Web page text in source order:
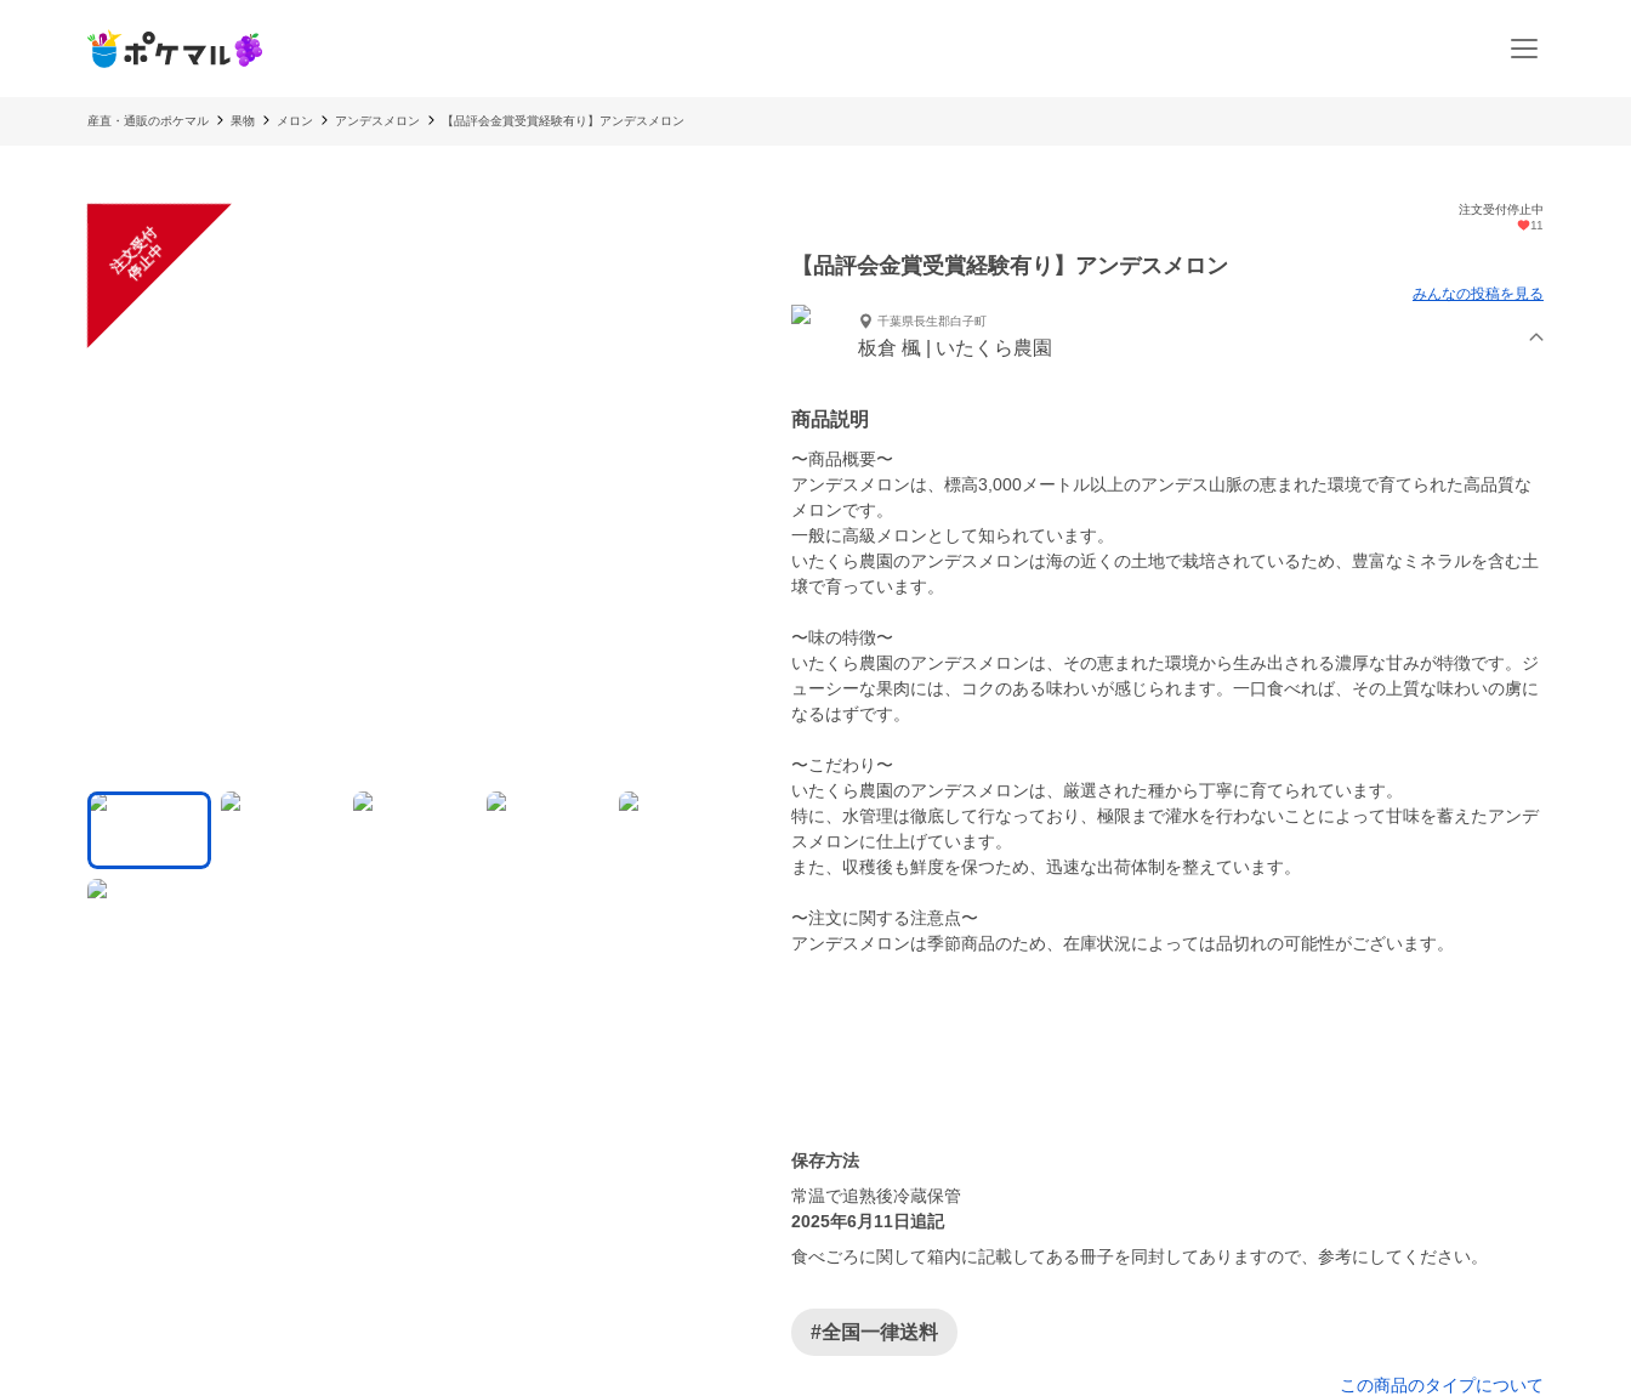
産直・通販のポケマル 果物 メロン アンデスメロン 【品評会金賞受賞経験有り】アンデスメロン
注
文
受
付
停
止
中
注文受付停止中
11
【品評会金賞受賞経験有り】アンデスメロン
みんなの投稿を見る
千葉県長生郡白子町
板倉 楓 | いたくら農園
商品説明
〜商品概要〜
アンデスメロンは、標高3,000メートル以上のアンデス山脈の恵まれた環境で育てられた高品質な
メロンです。
一般に高級メロンとして知られています。
いたくら農園のアンデスメロンは海の近くの土地で栽培されているため、豊富なミネラルを含む土
壌で育っています。
〜味の特徴〜
いたくら農園のアンデスメロンは、その恵まれた環境から生み出される濃厚な甘みが特徴です。ジ
ューシーな果肉には、コクのある味わいが感じられます。一口食べれば、その上質な味わいの虜に
なるはずです。
〜こだわり〜
いたくら農園のアンデスメロンは、厳選された種から丁寧に育てられています。
特に、水管理は徹底して行なっており、極限まで灌水を行わないことによって甘味を蓄えたアンデ
スメロンに仕上げています。
また、収穫後も鮮度を保つため、迅速な出荷体制を整えています。
〜注文に関する注意点〜
アンデスメロンは季節商品のため、在庫状況によっては品切れの可能性がございます。
保存方法
常温で追熟後冷蔵保管
2025年6月11日追記
食べごろに関して箱内に記載してある冊子を同封してありますので、参考にしてください。
#全国一律送料
この商品のタイプについて